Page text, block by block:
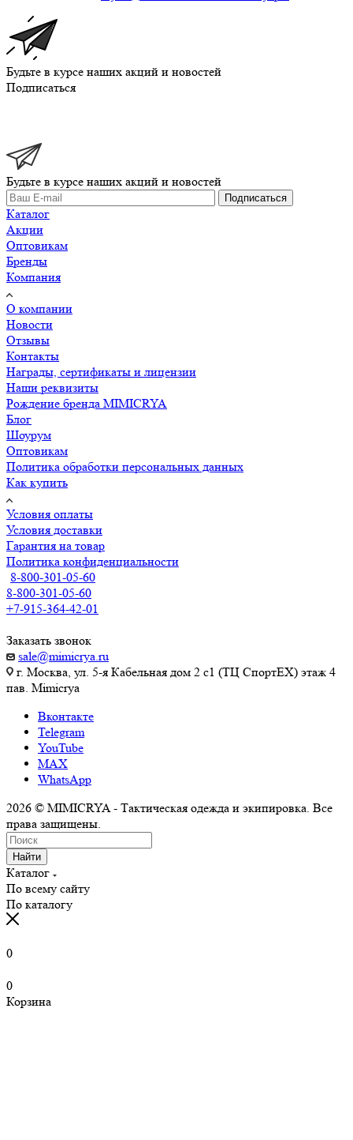
Будьте в курсе наших акций и новостей
Подписаться
Будьте в курсе наших акций и новостей
Подписаться
Каталог
Акции
Оптовикам
Бренды
Компания
О компании
Новости
Отзывы
Контакты
Награды, сертификаты и лицензии
Наши реквизиты
Рождение бренда MIMICRYA
Блог
Шоурум
Оптовикам
Политика обработки персональных данных
Как купить
Условия оплаты
Условия доставки
Гарантия на товар
Политика конфиденциальности
8-800-301-05-60
8-800-301-05-60
+7-915-364-42-01
Заказать звонок
sale@mimicrya.ru
г. Москва, ул. 5-я Кабельная дом 2 с1 (ТЦ СпортEX) этаж 4
пав. Mimicrya
Вконтакте
Telegram
YouTube
MAX
WhatsApp
2026 © MIMICRYA - Тактическая одежда и экипировка. Все
права защищены.
Найти
Каталог
По всему сайту
По каталогу
0
0
Корзина